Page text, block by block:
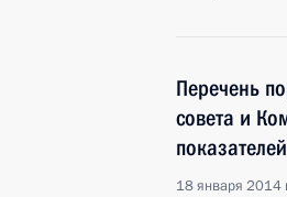
Перечень
совета и
18 января 2014